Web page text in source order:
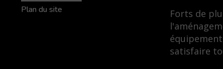
Plan du site
Forts de
satisfaire